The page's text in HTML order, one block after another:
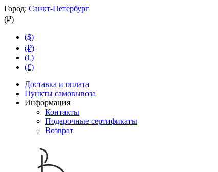
Город: Санкт-Петербург
(₽)
($)
(₽)
(€)
(£)
Доставка и оплата
Пункты самовывоза
Информация
Контакты
Подарочные сертификаты
Возврат